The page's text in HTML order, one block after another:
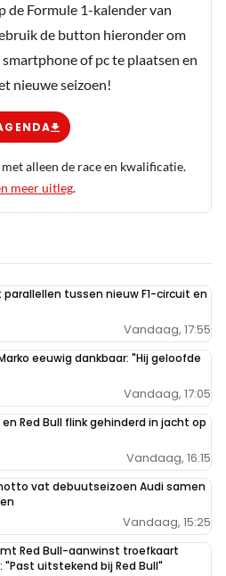
de Formule 1-kalender van
de button hieronder om
smartphone of pc te plaatsen en
nieuwe seizoen!
alleen de race en kwalificatie.
meer uitleg.
parallellen tussen nieuw F1-circuit en
Vandaag, 17:55
eeuwig dankbaar: "Hij geloofde
Vandaag, 17:05
Red Bull flink gehinderd in jacht op
Vandaag, 16:15
vat debuutseizoen Audi samen
Vandaag, 15:25
Red Bull-aanwinst troefkaart
"Past uitstekend bij Red Bull"